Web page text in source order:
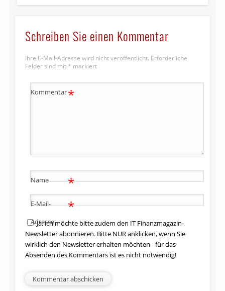
Schreiben Sie einen Kommentar
Ihre E-Mail-Adresse wird nicht veröffentlicht. Erforderliche
Felder sind mit * markiert
Kommentar*
Name *
E-Mail-
Adresse
*
Ja, ich möchte bitte zudem den IT Finanzmagazin-
Newsletter abonnieren. Bitte NUR anklicken, wenn Sie
wirklich den Newsletter erhalten möchten - für das
Absenden des Kommentars ist es nicht notwendig!